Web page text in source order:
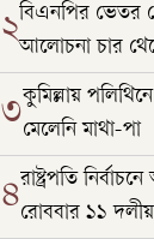
২বিএনপির ভেতর
আলোচনা চার
৩কুমিল্লায়
মেলেনি মাথা-পা
৪রাষ্ট্রপতি
রোববার ১১